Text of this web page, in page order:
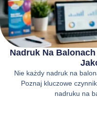
Nadruk Na
Nie każdy nadruk na
Poznaj kluczowe
nadruku na